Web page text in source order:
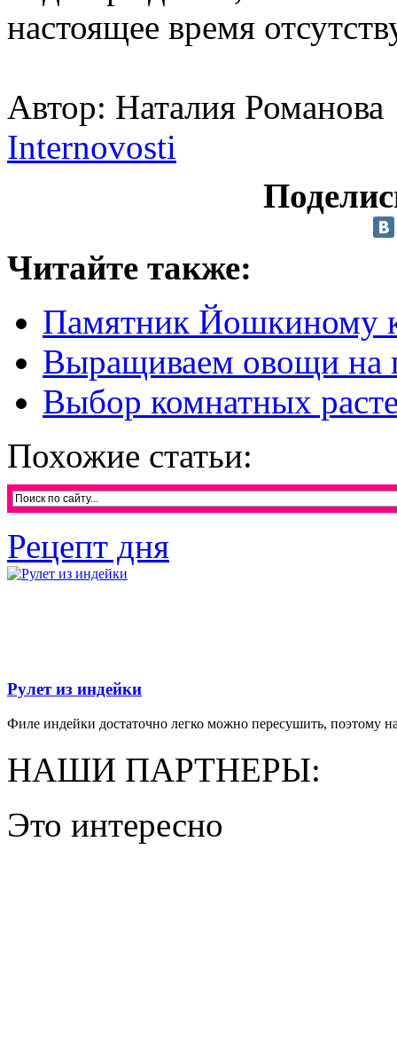
настоящее время
Автор: Наталия Романова
Internovosti
Читайте также:
Памятник Йошкиному
Выращиваем овощи на
Выбор комнатных
Похожие статьи:
Рецепт дня
Рулет из индейки
Филе индейки достаточно легко можно пересушить, поэтому
НАШИ ПАРТНЕРЫ:
Это интересно